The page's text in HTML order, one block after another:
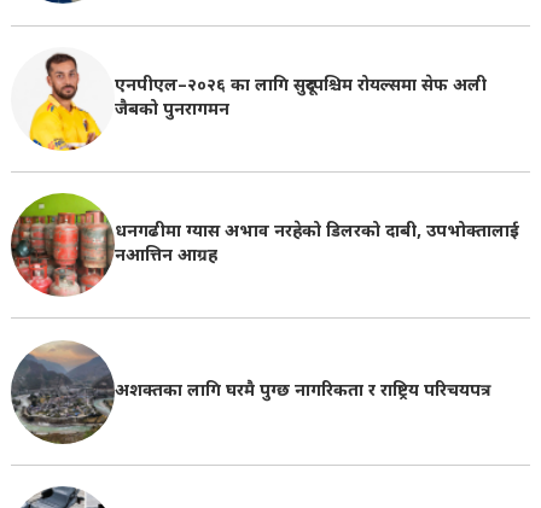
एनपीएल–२०२६ का लागि सुदूरपश्चिम रोयल्समा सेफ अली
जैबको पुनरागमन
धनगढीमा ग्यास अभाव नरहेको डिलरको दाबी, उपभोक्तालाई
नआत्तिन आग्रह
अशक्तका लागि घरमै पुग्छ नागरिकता र राष्ट्रिय परिचयपत्र